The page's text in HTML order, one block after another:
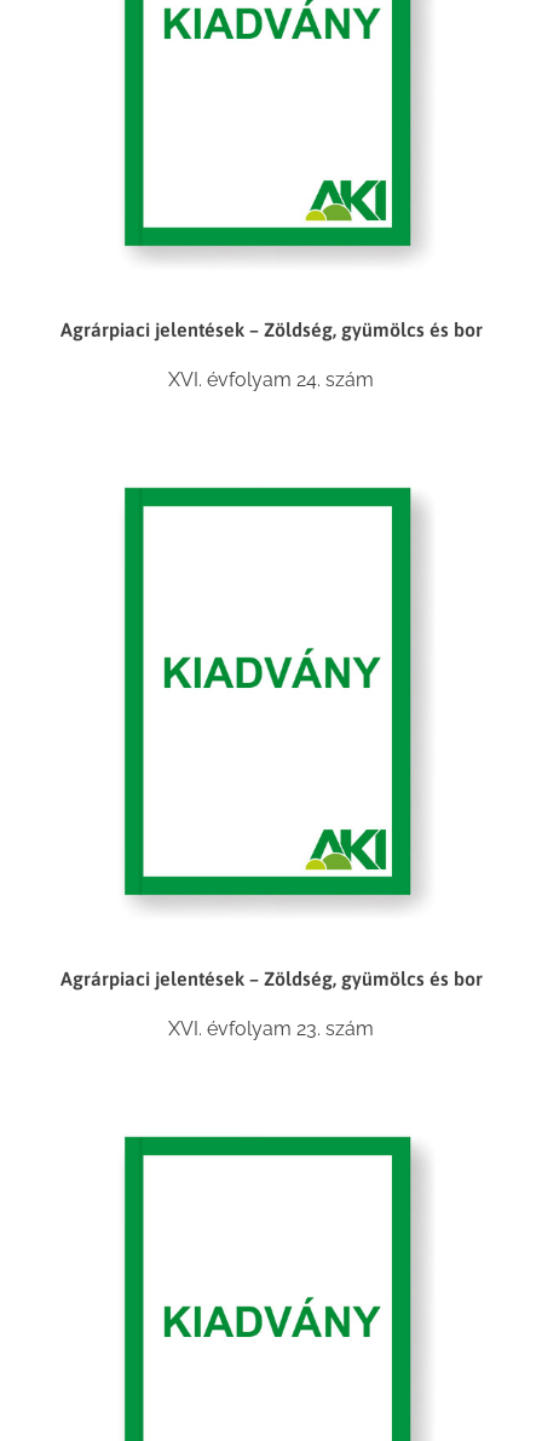
Agrárpiaci jelentések – Zöldség, gyümölcs és bor
XVI. évfolyam 24. szám
Agrárpiaci jelentések – Zöldség, gyümölcs és bor
XVI. évfolyam 23. szám